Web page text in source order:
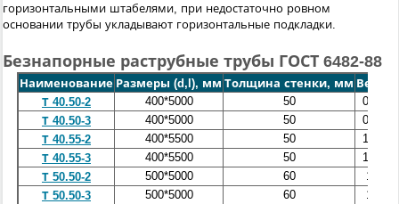
горизонтальными штабелями, при недостаточно ровном
основании трубы укладывают горизонтальные подкладки.
Безнапорные раструбные трубы ГОСТ 6482-88
Наименование Размеры (d,l), мм Толщина стенки, мм Вес, т
Т 40.50-2
400*5000 50
0,95
Т 40.50-3
400*5000 50
0,95
Т 40.55-2
400*5500 50
1,05
Т 40.55-3
400*5500 50
1,05
Т 50.50-2
500*5000 60
1,4
Т 50.50-3
500*5000 60
1,4